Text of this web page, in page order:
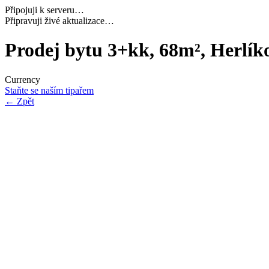
Připojuji k serveru…
Načítám potřebná data…
Prodej bytu 3+kk, 68m²,
Currency
Staňte se naším tipařem
← Zpět